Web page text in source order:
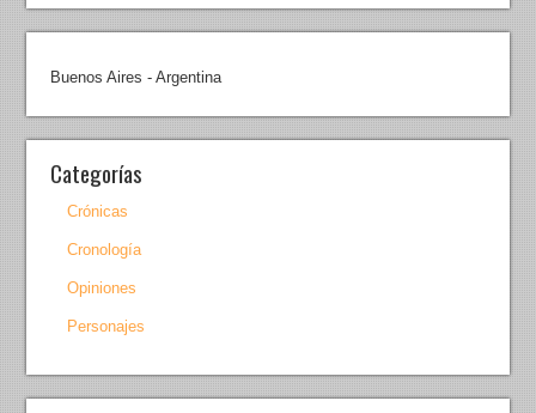
Buenos Aires - Argentina
Categorías
Crónicas
Cronología
Opiniones
Personajes